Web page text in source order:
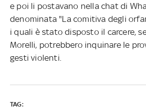
e poi li postavano nella chat di
denominata "La comitiva degli
i quali è stato disposto il carcere,
Morelli, potrebbero inquinare le
gesti violenti.
TAG: